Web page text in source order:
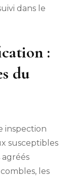
dans le
:
du
inspection
susceptibles
agréés
les